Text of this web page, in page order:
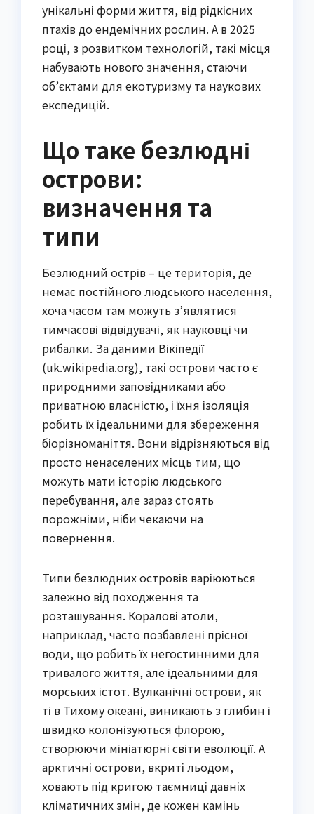
унікальні форми життя, від рідкісних
птахів до ендемічних рослин. А в 2025
році, з розвитком технологій, такі місця
набувають нового значення, стаючи
об’єктами для екотуризму та наукових
експедицій.
Що таке безлюдні
острови:
визначення та
типи
Безлюдний острів – це територія, де
немає постійного людського населення,
хоча часом там можуть з’являтися
тимчасові відвідувачі, як науковці чи
рибалки. За даними Вікіпедії
(uk.wikipedia.org), такі острови часто є
природними заповідниками або
приватною власністю, і їхня ізоляція
робить їх ідеальними для збереження
біорізноманіття. Вони відрізняються від
просто ненаселених місць тим, що
можуть мати історію людського
перебування, але зараз стоять
порожніми, ніби чекаючи на
повернення.
Типи безлюдних островів варіюються
залежно від походження та
розташування. Коралові атоли,
наприклад, часто позбавлені прісної
води, що робить їх негостинними для
тривалого життя, але ідеальними для
морських істот. Вулканічні острови, як
ті в Тихому океані, виникають з глибин і
швидко колонізуються флорою,
створюючи мініатюрні світи еволюції. А
арктичні острови, вкриті льодом,
ховають під кригою таємниці давніх
кліматичних змін, де кожен камінь